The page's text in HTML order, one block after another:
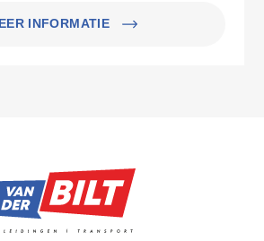
INFORMATIE